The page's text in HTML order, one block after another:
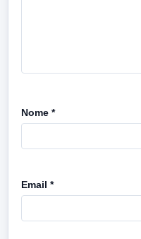
Nome *
Email *